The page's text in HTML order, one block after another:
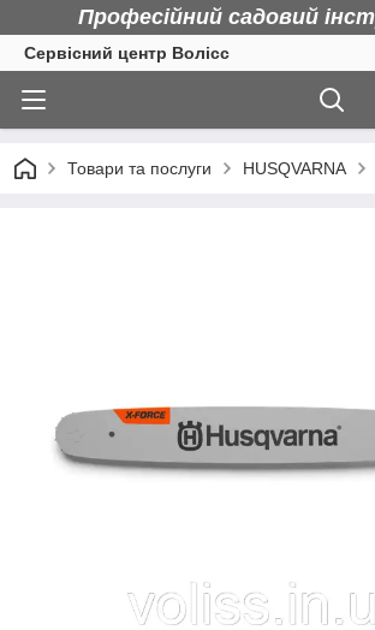
Професійний садовий
Сервісний центр Волісс
Товари та послуги HUSQVARNA